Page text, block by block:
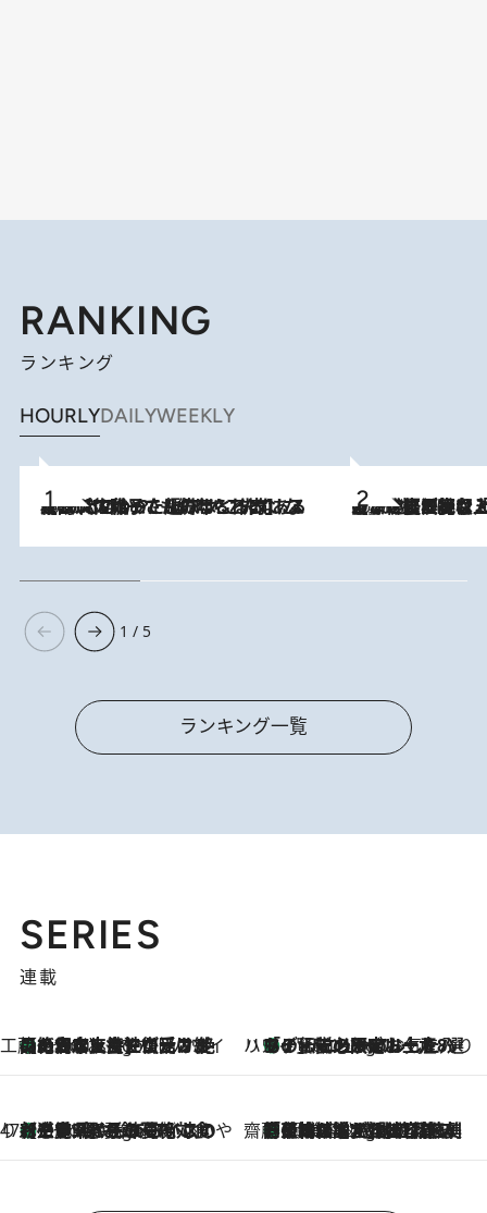
RANKING
ランキング
HOURLYDAILYWEEKLY
2026.8.5
【阿川佐和子さんの年とる力】なぜ70代で始めた趣味は“こんなに楽しい”のか？ ピアノ、俳句…スランプに陥っても続けられる“ある秘訣”とは 2026.8.5
【なぜ吉沢亮は「気配を消せる」のか？】興行収入208億の『国宝』を経て挑むミュージカル『ディア・エヴァン・ハンセン』。トップ俳優が舞台上でさらけ出した“孤独”とは
1 / 5
ランキング一覧
SERIES
連載
工藤まやのおもてなしハワイ
7 Hours Ago
【ハワイ土産】ローカルの絶大な支持で復活！ 絶品の幻クッキー《元ファンの日本人女性が受け継いだ名店》 ハワイ賢者 リサのお気に入りリスト7 Hours Ago
あの伝説の限定トートも！ リニューアルした「ディーン＆デルーカ ハワイ」で必須のお土産8選
47都道府県の手みやげ ひんやりスイーツで夏を満喫
7 Hours Ago
【三重県】この夏絶対食べたい 冷やしておいしいおやつ3選 お餅×アイスの新感覚スイーツ 齋藤 薫 美容脳ルネサンス
7 Hours Ago
「荷物が増えるほど旅ストレスは増す」美容ジャーナリストがたどり着いた最終結論。“化粧品を劇的に減らす”感動の凝縮美容とは